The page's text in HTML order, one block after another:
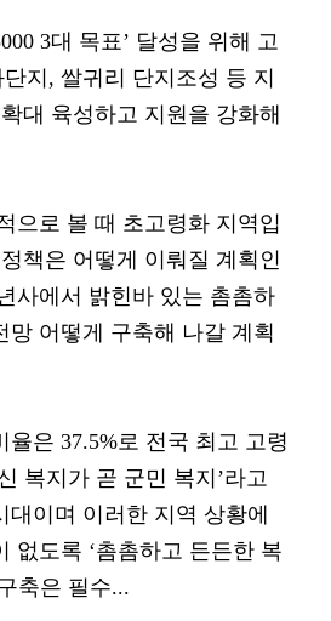
3대 목표’ 달성을 위해 고
지, 쌀귀리 단지조성 등 지
대 육성하고 지원을 강화해
으로 볼 때 초고령화 지역입
책은 어떻게 이뤄질 계획인
사에서 밝힌바 있는 촘촘하
망 어떻게 구축해 나갈 계획
율은 37.5%로 전국 최고 고령
복지가 곧 군민 복지’라고
이며 이러한 지역 상황에
없도록 ‘촘촘하고 든든한 복
축은 필수...